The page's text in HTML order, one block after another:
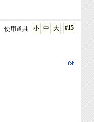
#15
大
中
小
使用道具